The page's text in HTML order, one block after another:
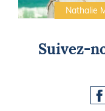
Nathalie
Suivez-